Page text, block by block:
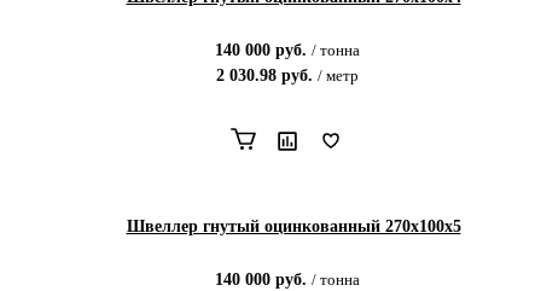
140 000 руб. / тонна
2 030.98 руб. / метр
Швеллер гнутый оцинкованный 270х100х5
140 000 руб. / тонна